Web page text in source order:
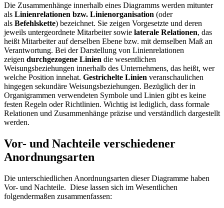
Die Zusammenhänge innerhalb eines Diagramms werden mitunter
als Linienrelationen bzw. Linienorganisation (oder
als Befehlskette) bezeichnet. Sie zeigen Vorgesetzte und deren
jeweils untergeordnete Mitarbeiter sowie laterale Relationen, das
heißt Mitarbeiter auf derselben Ebene bzw. mit demselben Maß an
Verantwortung. Bei der Darstellung von Linienrelationen
zeigen durchgezogene Linien die wesentlichen
Weisungsbeziehungen innerhalb des Unternehmens, das heißt, wer
welche Position innehat. Gestrichelte Linien veranschaulichen
hingegen sekundäre Weisungsbeziehungen. Bezüglich der in
Organigrammen verwendeten Symbole und Linien gibt es keine
festen Regeln oder Richtlinien. Wichtig ist lediglich, dass formale
Relationen und Zusammenhänge präzise und verständlich dargestellt
werden.
Vor- und Nachteile verschiedener
Anordnungsarten
Die unterschiedlichen Anordnungsarten dieser Diagramme haben
Vor- und Nachteile. Diese lassen sich im Wesentlichen
folgendermaßen zusammenfassen: